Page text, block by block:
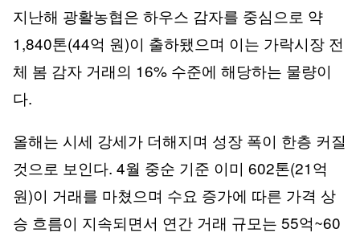
지난해 광활농협은 하우스 감자를 중심으로 약
1,840톤(44억 원)이 출하됐으며 이는 가락시장 전
체 봄 감자 거래의 16% 수준에 해당하는 물량이
다.
올해는 시세 강세가 더해지며 성장 폭이 한층 커질
것으로 보인다. 4월 중순 기준 이미 602톤(21억
원)이 거래를 마쳤으며 수요 증가에 따른 가격 상
승 흐름이 지속되면서 연간 거래 규모는 55억~60